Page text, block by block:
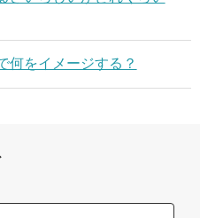
何をイメージする？